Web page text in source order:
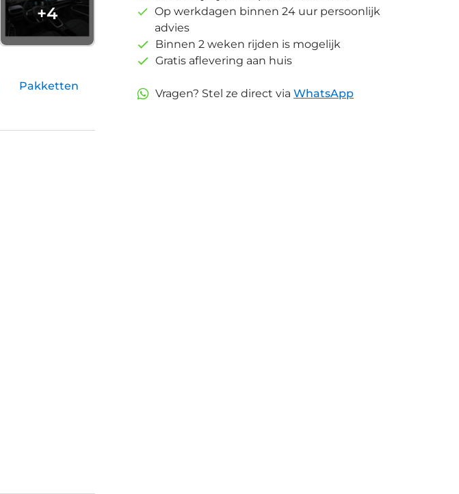
+4
Op werkdagen binnen 24 uur persoonlijk
advies
Binnen 2 weken rijden is mogelijk
Gratis aflevering aan huis
Vragen? Stel ze direct via WhatsApp
Pakketten